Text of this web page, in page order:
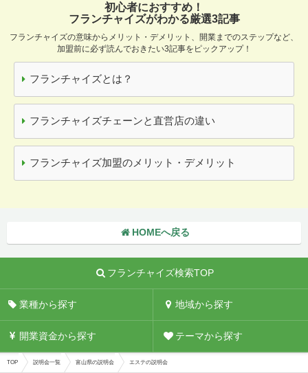
初心者におすすめ！
フランチャイズがわかる厳選3記事
フランチャイズの意味からメリット・デメリット、開業までのステップなど、
加盟前に必ず読んでおきたい3記事をピックアップ！
フランチャイズとは？
フランチャイズチェーンと直営店の違い
フランチャイズ加盟のメリット・デメリット
HOMEへ戻る
フランチャイズ検索TOP
業種から探す 地域から探す
開業資金から探す テーマから探す
TOP 説明会一覧 富山県の説明会 エステの説明会